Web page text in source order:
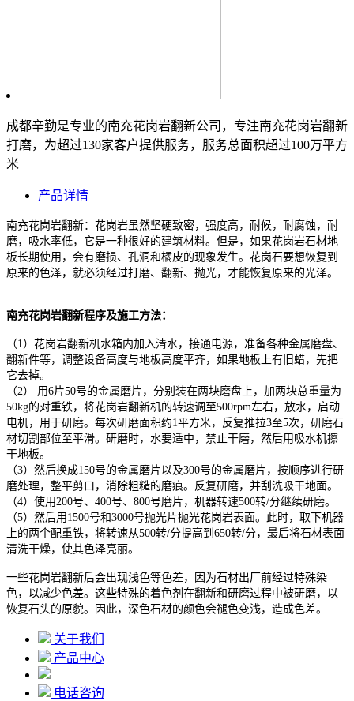
成都辛勤是专业的南充花岗岩翻新公司，专注南充花岗岩翻新
打磨，为超过130家客户提供服务，服务总面积超过100万平方
米
产品详情
南充花岗岩翻新：花岗岩虽然坚硬致密，强度高，耐候，耐腐蚀，耐
磨，吸水率低，它是一种很好的建筑材料。但是，如果花岗岩石材地
板长期使用，会有磨损、孔洞和橘皮的现象发生。花岗石要想恢复到
原来的色泽，就必须经过打磨、翻新、抛光，才能恢复原来的光泽。
南充花岗岩翻新程序及施工方法：
（1）花岗岩翻新机水箱内加入清水，接通电源，准备各种金属磨盘、
翻新件等，调整设备高度与地板高度平齐，如果地板上有旧蜡，先把
它去掉。
（2） 用6片50号的金属磨片，分别装在两块磨盘上，加两块总重量为
50kg的对重铁，将花岗岩翻新机的转速调至500rpm左右，放水，启动
电机，用于研磨。每次研磨面积约1平方米，反复推拉3至5次，研磨石
材切割部位至平滑。研磨时，水要适中，禁止干磨，然后用吸水机擦
干地板。
（3）然后换成150号的金属磨片以及300号的金属磨片，按顺序进行研
磨处理，整平剪口，消除粗糙的磨痕。反复研磨，并刮洗吸干地面。
（4）使用200号、400号、800号磨片，机器转速500转/分继续研磨。
（5）然后用1500号和3000号抛光片抛光花岗岩表面。此时，取下机器
上的两个配重铁，将转速从500转/分提高到650转/分，最后将石材表面
清洗干燥，使其色泽亮丽。
一些花岗岩翻新后会出现浅色等色差，因为石材出厂前经过特殊染
色，以减少色差。这些特殊的着色剂在翻新和研磨过程中被研磨，以
恢复石头的原貌。因此，深色石材的颜色会褪色变浅，造成色差。
关于我们
产品中心
电话咨询